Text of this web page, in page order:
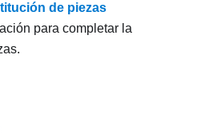
de piezas
para completar la